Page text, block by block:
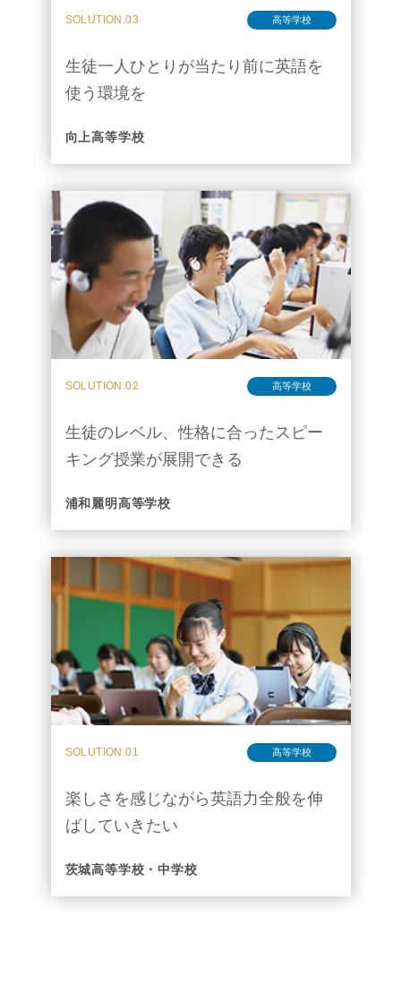
SOLUTION.03 高等学校
生徒一人ひとりが当たり前に英語を
使う環境を
向上高等学校
SOLUTION.02 高等学校
生徒のレベル、性格に合ったスピー
キング授業が展開できる
浦和麗明高等学校
SOLUTION.01 高等学校
楽しさを感じながら英語力全般を伸
ばしていきたい
茨城高等学校・中学校